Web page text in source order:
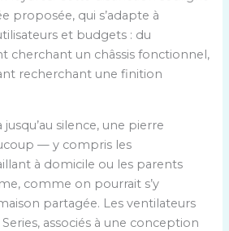
proposée, qui s’adapte à
et budgets : du
cherchant un châssis fonctionnel,
recherchant une finition
silence, une pierre
— y compris les
à domicile ou les parents
comme on pourrait s’y
partagée. Les ventilateurs
associés à une conception